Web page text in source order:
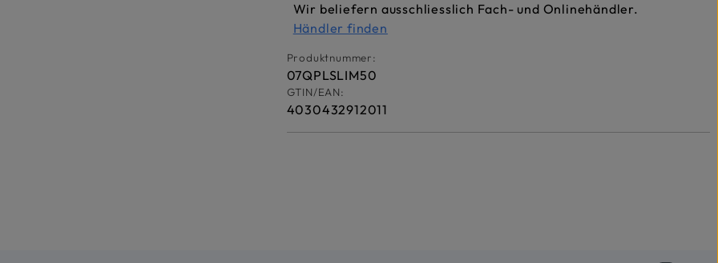
Wir beliefern ausschliesslich Fach- und Onlinehändler.
Händler finden
Produktnummer:
07QPLSLIM50
GTIN/EAN:
4030432912011